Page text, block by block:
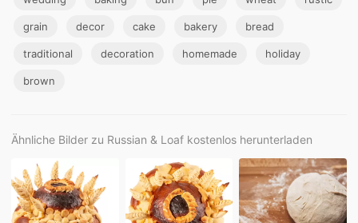
grain decor cake bakery bread
traditional decoration homemade holiday
brown
Ähnliche Bilder zu Russian & Loaf kostenlos herunterladen